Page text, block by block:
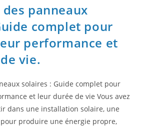
des panneaux
complet pour
performance et
vie.
solaires : Guide complet pour
et leur durée de vie Vous avez
dans une installation solaire, une
produire une énergie propre,